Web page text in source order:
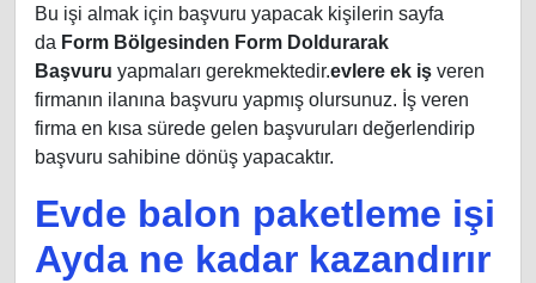
Bu işi almak için başvuru yapacak kişilerin sayfa
da Form Bölgesinden Form Doldurarak
Başvuru yapmaları gerekmektedir.evlere ek iş veren
firmanın ilanına başvuru yapmış olursunuz. İş veren
firma en kısa sürede gelen başvuruları değerlendirip
başvuru sahibine dönüş yapacaktır.
Evde balon paketleme işi
Ayda ne kadar kazandırır